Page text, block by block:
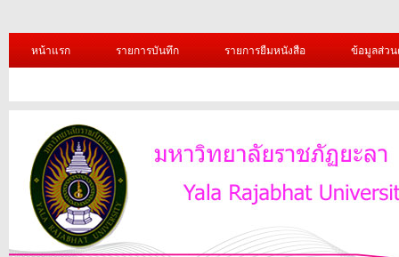
หน้าแรก รายการบันทึก รายการยืมหนังสือ ข้อมูลส่ว